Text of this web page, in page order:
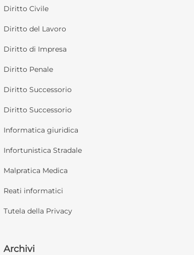
Diritto Civile
Diritto del Lavoro
Diritto di Impresa
Diritto Penale
Diritto Successorio
Diritto Successorio
Informatica giuridica
Infortunistica Stradale
Malpratica Medica
Reati informatici
Tutela della Privacy
Archivi